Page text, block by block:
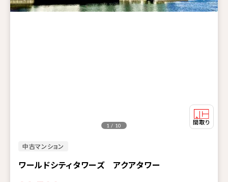
中古マンション
ワールドシティタワーズ アクアタワー
1 / 10